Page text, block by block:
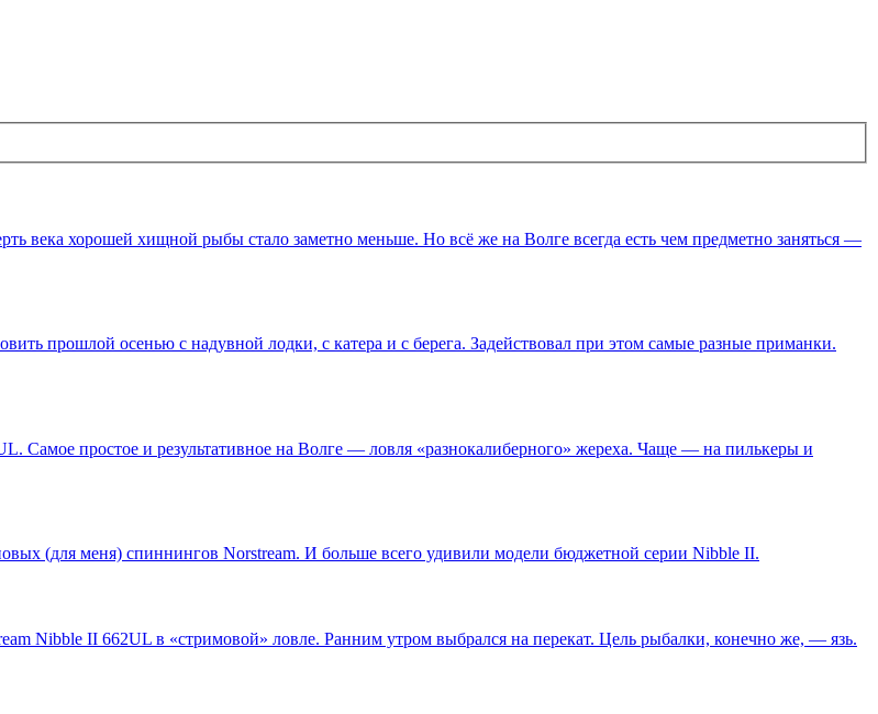
века хорошей хищной рыбы стало заметно меньше. Но всё же на Волге всегда есть чем предметно заняться —
прошлой осенью с надувной лодки, с катера и с берега. Задействовал при этом самые разные приманки.
простое и результативное на Волге — ловля «разнокалиберного» жереха. Чаще — на пилькеры и
(для меня) спиннингов Norstream. И больше всего удивили модели бюджетной серии Nibble II.
Nibble II 662UL в «стримовой» ловле. Ранним утром выбрался на перекат. Цель рыбалки, конечно же, — язь.